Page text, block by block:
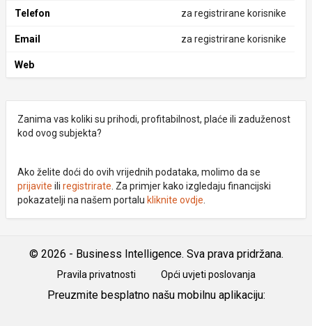
Telefon za registrirane korisnike
Email za registrirane korisnike
Web
Zanima vas koliki su prihodi, profitabilnost, plaće ili zaduženost
kod ovog subjekta?
Ako želite doći do ovih vrijednih podataka, molimo da se
prijavite ili registrirate . Za primjer kako izgledaju financijski
pokazatelji na našem portalu kliknite ovdje
© 2026 - Business Intelligence. Sva prava pridržana.
Pravila privatnosti Opći uvjeti poslovanja
Preuzmite besplatno našu mobilnu aplikaciju: